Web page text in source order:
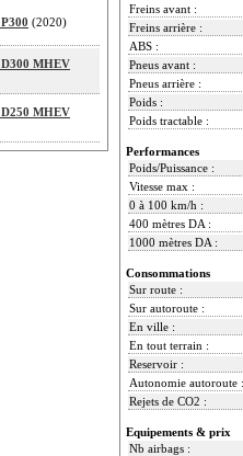
(2020)
MHEV
MHEV
Freins avant :
Freins arrière :
ABS :
Pneus avant :
Pneus arrière :
Poids :
Poids tractable :
Performances
Poids/Puissance :
Vitesse max :
0 à 100 km/h :
400 mètres DA :
1000 mètres DA :
Consommations
Sur route :
Sur autoroute :
En ville :
En tout terrain :
Reservoir :
Autonomie autoroute :
Rejets de CO2 :
Equipements & prix
Nb airbags :